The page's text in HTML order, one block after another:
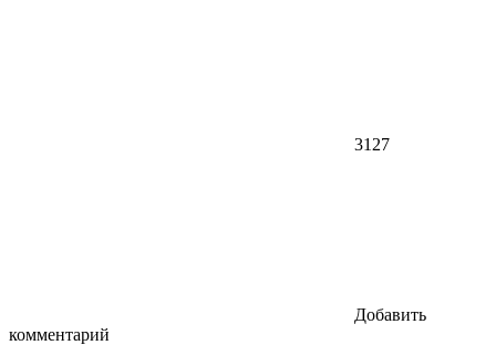
3127
Добавить
комментарий